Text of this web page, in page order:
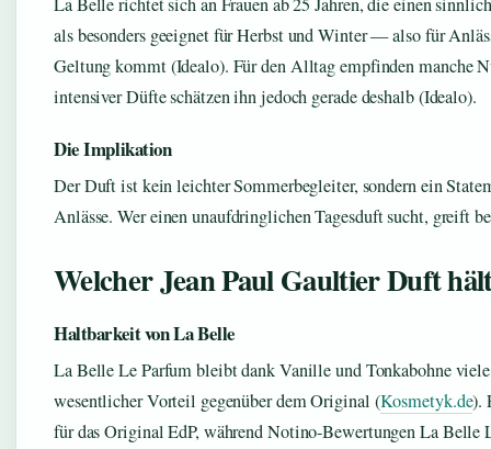
als besonders geeignet für Herbst und Winter — also für
Geltung kommt (Idealo). Für den Alltag empfinden manche
intensiver Düfte schätzen ihn jedoch gerade deshalb (Idealo).
Die Implikation
Der Duft ist kein leichter Sommerbegleiter, sondern ein
Anlässe. Wer einen unaufdringlichen Tagesduft sucht, greift
Welcher Jean Paul Gaultier Duft
Haltbarkeit von La Belle
La Belle Le Parfum bleibt dank Vanille und Tonkabohne
wesentlicher Vorteil gegenüber dem Original (Kosmetyk.de).
für das Original EdP, während Notino-Bewertungen La Belle